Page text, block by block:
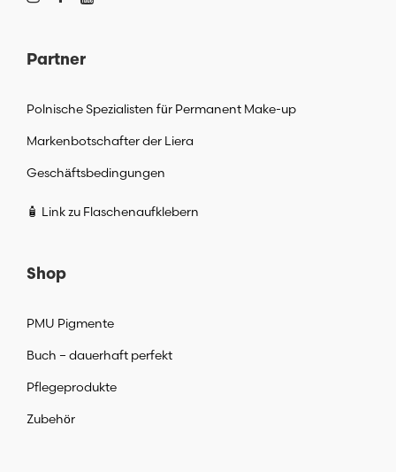
Partner
Polnische Spezialisten für Permanent Make-up
Markenbotschafter der Liera
Geschäftsbedingungen
🧴 Link zu Flaschenaufklebern
Shop
PMU Pigmente
Buch – dauerhaft perfekt
Pflegeprodukte
Zubehör